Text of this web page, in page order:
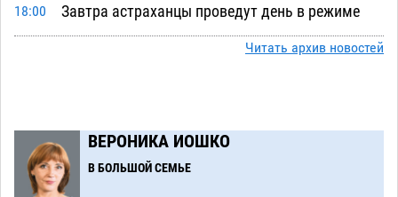
18:00
Завтра астраханцы проведут день в режиме
экстремальной температурной нагрузки
07.08 638
16:24
Игорь Редькин проинспектировал
Читать архив новостей
ВЕРОНИКА ИОШКО
В БОЛЬШОЙ СЕМЬЕ